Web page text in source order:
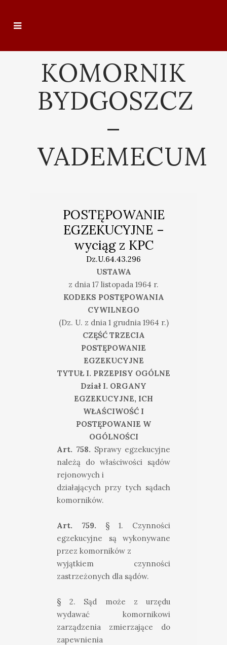
KOMORNIK
BYDGOSZCZ
–
VADEMECUM
POSTĘPOWANIE
EGZEKUCYJNE –
wyciąg z KPC
Dz.U.64.43.296
USTAWA
z dnia 17 listopada 1964 r.
KODEKS POSTĘPOWANIA
CYWILNEGO
(Dz. U. z dnia 1 grudnia 1964 r.)
CZĘŚĆ TRZECIA
POSTĘPOWANIE
EGZEKUCYJNE
TYTUŁ I. PRZEPISY OGÓLNE
Dział I. ORGANY
EGZEKUCYJNE, ICH
WŁAŚCIWOŚĆ I
POSTĘPOWANIE W
OGÓLNOŚCI
Art. 758. Sprawy egzekucyjne
należą do właściwości sądów
rejonowych i
działających przy tych sądach
komorników.
Art. 759. § 1. Czynności
egzekucyjne są wykonywane
przez komorników z
wyjątkiem czynności
zastrzeżonych dla sądów.
§ 2. Sąd może z urzędu
wydawać komornikowi
zarządzenia zmierzające do
zapewnienia